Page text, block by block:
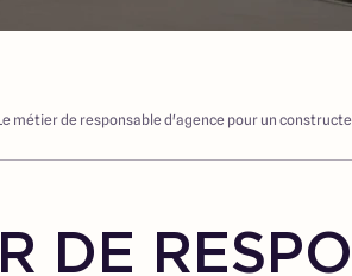
métier de responsable d'agence pour un
DE